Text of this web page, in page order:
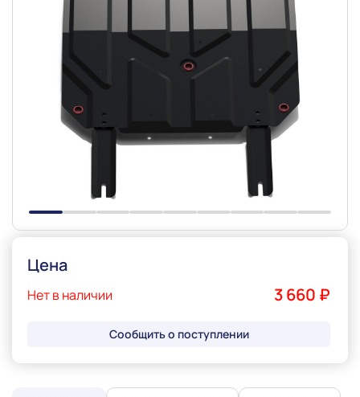
Цена
Нет в наличии 3 660 ₽
Сообщить о поступлении